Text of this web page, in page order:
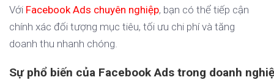
Với Facebook Ads chuyên nghiệp, bạn có thể tiếp cận
chính xác đối tượng mục tiêu, tối ưu chi phí và tăng
doanh thu nhanh chóng.
Sự phổ biến của Facebook Ads trong doanh